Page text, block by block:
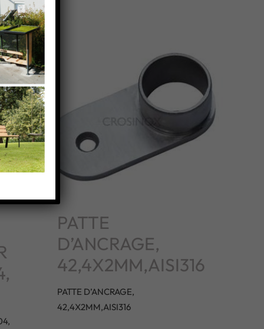
PATTE
D’ANCRAGE,
42,4X2MM,AISI316
PATTE D’ANCRAGE,
42,4X2MM,AISI316